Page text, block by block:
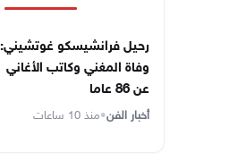
رحيل فرانشيسكو غوتشيني:
وفاة المغني وكاتب الأغاني
عن 86 عاما
أخبار الفن•منذ 10 ساعات